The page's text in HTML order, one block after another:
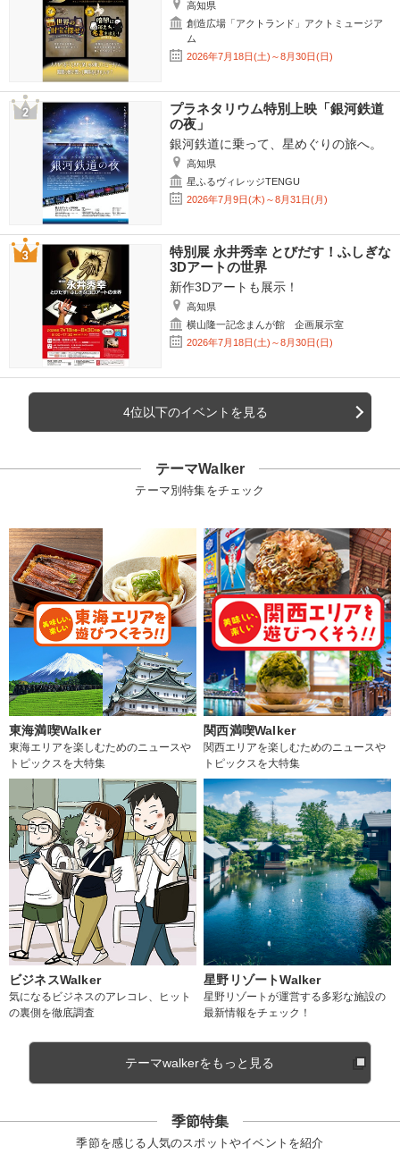
高知県
創造広場「アクトランド」アクトミュージア
ム
2026年7月18日(土)～8月30日(日)
プラネタリウム特別上映「銀河鉄道
の夜」
銀河鉄道に乗って、星めぐりの旅へ。
高知県
星ふるヴィレッジTENGU
2026年7月9日(木)～8月31日(月)
特別展 永井秀幸 とびだす！ふしぎな
3Dアートの世界
新作3Dアートも展示！
高知県
横山隆一記念まんが館 企画展示室
2026年7月18日(土)～8月30日(日)
4位以下のイベントを見る
テーマWalker
テーマ別特集をチェック
東海満喫Walker
東海エリアを楽しむためのニュースや
トピックスを大特集
関西満喫Walker
関西エリアを楽しむためのニュースや
トピックスを大特集
ビジネスWalker
気になるビジネスのアレコレ、ヒット
の裏側を徹底調査
星野リゾートWalker
星野リゾートが運営する多彩な施設の
最新情報をチェック！
テーマwalkerをもっと見る
季節特集
季節を感じる人気のスポットやイベントを紹介